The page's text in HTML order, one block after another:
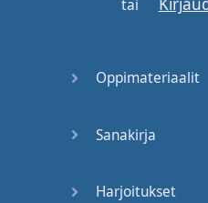
tai
Oppimateriaalit
Sanakirja
Harjoitukset